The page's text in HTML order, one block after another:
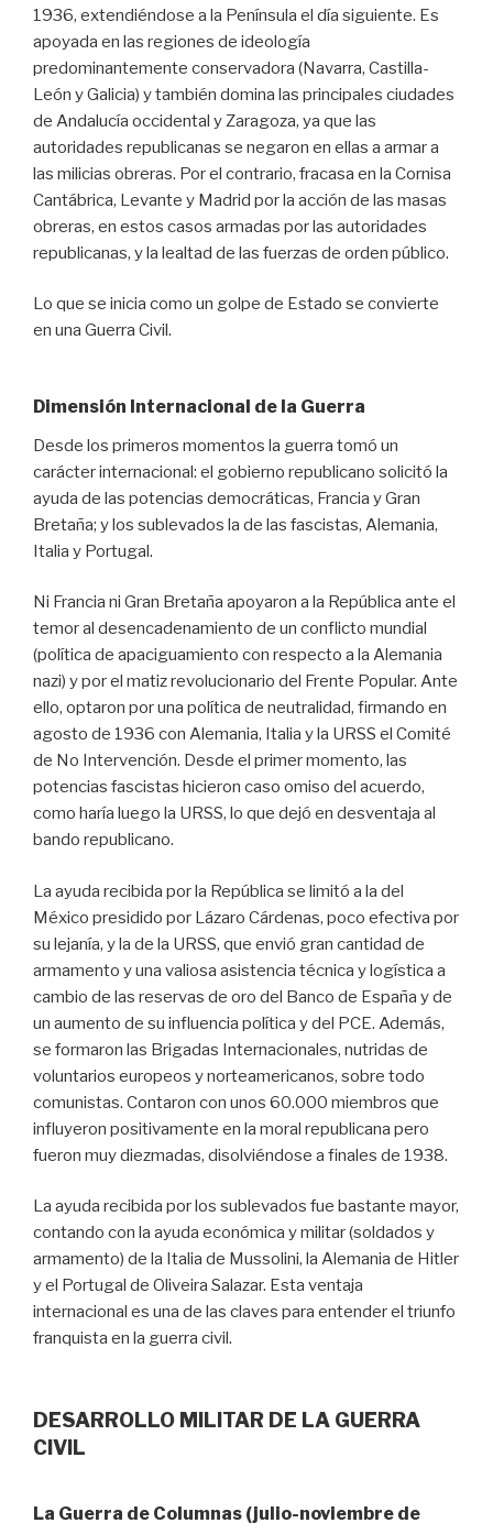
1936, extendiéndose a la Península el día siguiente. Es
apoyada en las regiones de ideología
predominantemente conservadora (Navarra, Castilla-
León y Galicia) y también domina las principales ciudades
de Andalucía occidental y Zaragoza, ya que las
autoridades republicanas se negaron en ellas a armar a
las milicias obreras. Por el contrario, fracasa en la Cornisa
Cantábrica, Levante y Madrid por la acción de las masas
obreras, en estos casos armadas por las autoridades
republicanas, y la lealtad de las fuerzas de orden público.
Lo que se inicia como un golpe de Estado se convierte
en una Guerra Civil.
Dimensión Internacional de la Guerra
Desde los primeros momentos la guerra tomó un
carácter internacional: el gobierno republicano solicitó la
ayuda de las potencias democráticas, Francia y Gran
Bretaña; y los sublevados la de las fascistas, Alemania,
Italia y Portugal.
Ni Francia ni Gran Bretaña apoyaron a la República ante el
temor al desencadenamiento de un conflicto mundial
(política de apaciguamiento con respecto a la Alemania
nazi) y por el matiz revolucionario del Frente Popular. Ante
ello, optaron por una política de neutralidad, firmando en
agosto de 1936 con Alemania, Italia y la URSS el Comité
de No Intervención. Desde el primer momento, las
potencias fascistas hicieron caso omiso del acuerdo,
como haría luego la URSS, lo que dejó en desventaja al
bando republicano.
La ayuda recibida por la República se limitó a la del
México presidido por Lázaro Cárdenas, poco efectiva por
su lejanía, y la de la URSS, que envió gran cantidad de
armamento y una valiosa asistencia técnica y logística a
cambio de las reservas de oro del Banco de España y de
un aumento de su influencia política y del PCE. Además,
se formaron las Brigadas Internacionales, nutridas de
voluntarios europeos y norteamericanos, sobre todo
comunistas. Contaron con unos 60.000 miembros que
influyeron positivamente en la moral republicana pero
fueron muy diezmadas, disolviéndose a finales de 1938.
La ayuda recibida por los sublevados fue bastante mayor,
contando con la ayuda económica y militar (soldados y
armamento) de la Italia de Mussolini, la Alemania de Hitler
y el Portugal de Oliveira Salazar. Esta ventaja
internacional es una de las claves para entender el triunfo
franquista en la guerra civil.
DESARROLLO MILITAR DE LA GUERRA
CIVIL
La Guerra de Columnas (julio-noviembre de